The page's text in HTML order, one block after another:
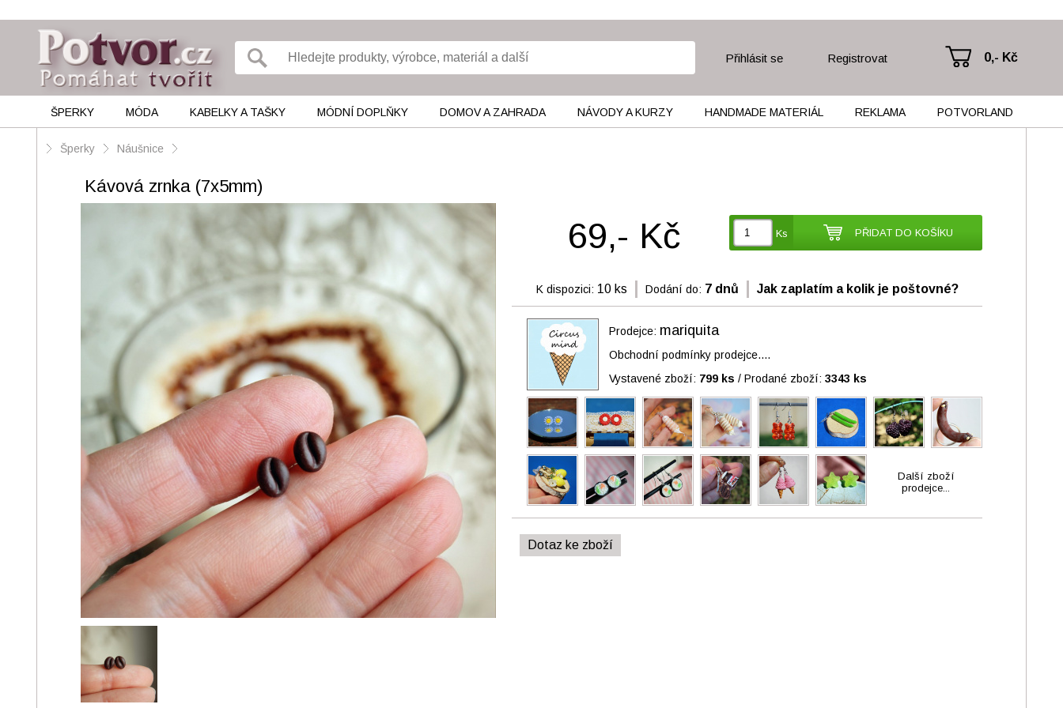
Přihlásit se Registrovat 0,- Kč
ŠPERKY MÓDA KABELKY A TAŠKY MÓDNÍ DOPLŇKY DOMOV A ZAHRADA NÁVODY A KURZY HANDMADE MATERIÁL REKLAMA POTVORLAND
Šperky Náušnice
Kávová zrnka (7x5mm)
69,- Kč Ks PŘIDAT DO KOŠÍKU
K dispozici: 10 ks Dodání do: 7 dnů Jak zaplatím a kolik je poštovné?
Prodejce: mariquita
Obchodní podmínky prodejce....
Vystavené zboží: 799 ks / Prodané zboží: 3343 ks
Další zboží
prodejce...
Dotaz ke zboží